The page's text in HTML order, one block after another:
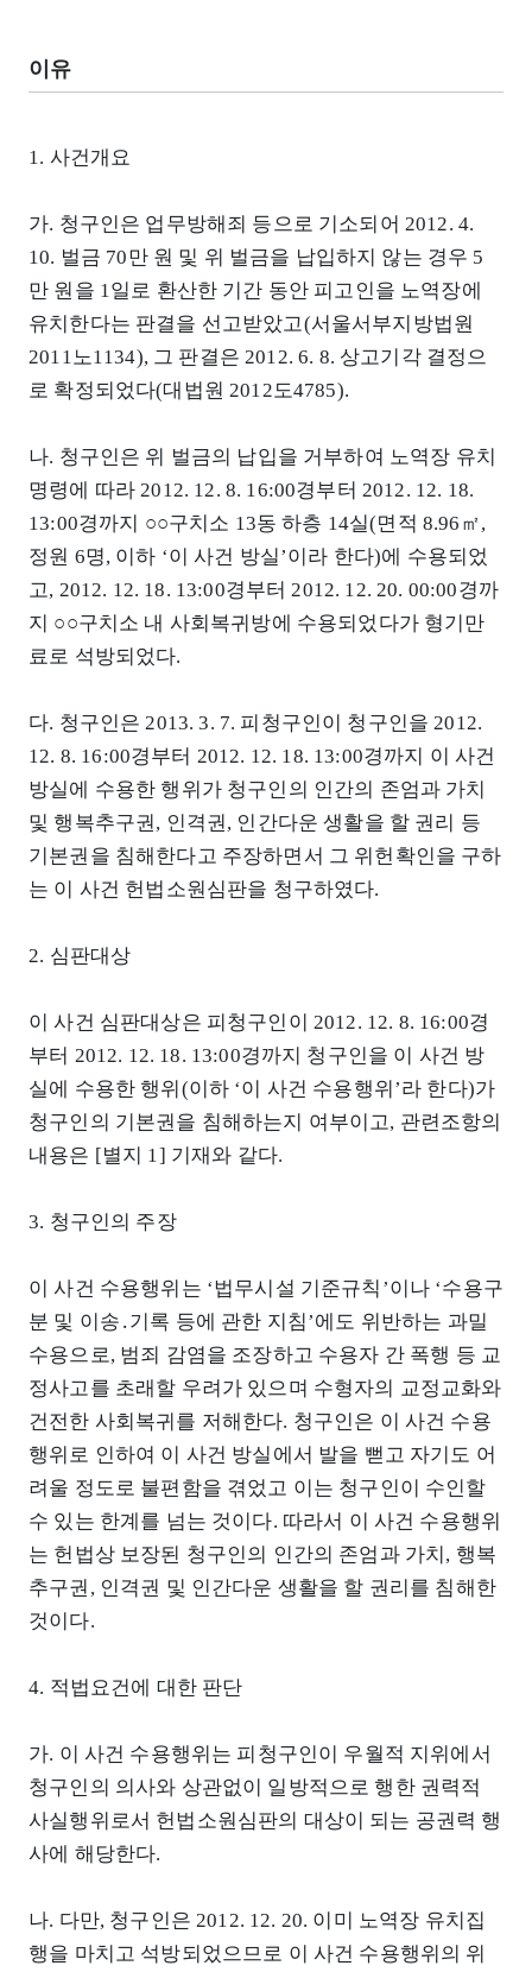
이유
1. 사건개요
가. 청구인은 업무방해죄 등으로 기소되어 2012. 4.
10. 벌금 70만 원 및 위 벌금을 납입하지 않는 경우 5
만 원을 1일로 환산한 기간 동안 피고인을 노역장에
유치한다는 판결을 선고받았고(서울서부지방법원
2011노1134), 그 판결은 2012. 6. 8. 상고기각 결정으
로 확정되었다(대법원 2012도4785).
나. 청구인은 위 벌금의 납입을 거부하여 노역장 유치
명령에 따라 2012. 12. 8. 16:00경부터 2012. 12. 18.
13:00경까지 ○○구치소 13동 하층 14실(면적 8.96㎡,
정원 6명, 이하 ‘이 사건 방실’이라 한다)에 수용되었
고, 2012. 12. 18. 13:00경부터 2012. 12. 20. 00:00경까
지 ○○구치소 내 사회복귀방에 수용되었다가 형기만
료로 석방되었다.
다. 청구인은 2013. 3. 7. 피청구인이 청구인을 2012.
12. 8. 16:00경부터 2012. 12. 18. 13:00경까지 이 사건
방실에 수용한 행위가 청구인의 인간의 존엄과 가치
및 행복추구권, 인격권, 인간다운 생활을 할 권리 등
기본권을 침해한다고 주장하면서 그 위헌확인을 구하
는 이 사건 헌법소원심판을 청구하였다.
2. 심판대상
이 사건 심판대상은 피청구인이 2012. 12. 8. 16:00경
부터 2012. 12. 18. 13:00경까지 청구인을 이 사건 방
실에 수용한 행위(이하 ‘이 사건 수용행위’라 한다)가
청구인의 기본권을 침해하는지 여부이고, 관련조항의
내용은 [별지 1] 기재와 같다.
3. 청구인의 주장
이 사건 수용행위는 ‘법무시설 기준규칙’이나 ‘수용구
분 및 이송․기록 등에 관한 지침’에도 위반하는 과밀
수용으로, 범죄 감염을 조장하고 수용자 간 폭행 등 교
정사고를 초래할 우려가 있으며 수형자의 교정교화와
건전한 사회복귀를 저해한다. 청구인은 이 사건 수용
행위로 인하여 이 사건 방실에서 발을 뻗고 자기도 어
려울 정도로 불편함을 겪었고 이는 청구인이 수인할
수 있는 한계를 넘는 것이다. 따라서 이 사건 수용행위
는 헌법상 보장된 청구인의 인간의 존엄과 가치, 행복
추구권, 인격권 및 인간다운 생활을 할 권리를 침해한
것이다.
4. 적법요건에 대한 판단
가. 이 사건 수용행위는 피청구인이 우월적 지위에서
청구인의 의사와 상관없이 일방적으로 행한 권력적
사실행위로서 헌법소원심판의 대상이 되는 공권력 행
사에 해당한다.
나. 다만, 청구인은 2012. 12. 20. 이미 노역장 유치집
행을 마치고 석방되었으므로 이 사건 수용행위의 위